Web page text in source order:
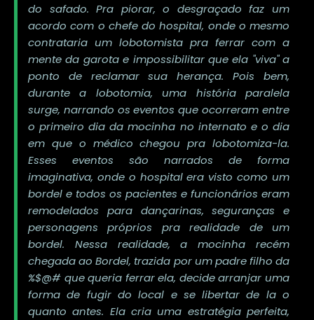
do safado. Pra piorar, o desgraçado faz um
acordo com o chefe do hospital, onde o mesmo
contrataria um lobotomista pra ferrar com a
mente da garota e impossibilitar que ela "viva" a
ponto de reclamar sua herança. Pois bem,
durante a lobotomia, uma história paralela
surge, narrando os eventos que ocorreram entre
o primeiro dia da mocinha no internato e o dia
em que o médico chegou pra lobotomiza-la.
Esses eventos são narrados de forma
imaginativa, onde o hospital era visto como um
bordel e todos os pacientes e funcionários eram
remodelados para dançarinas, seguranças e
personagens próprios pra realidade de um
bordel. Nessa realidade, a mocinha recém
chegada ao Bordel, trazida por um padre filho da
%$@# que queria ferrar ela, decide arranjar uma
forma de fugir do local e se libertar de la o
quanto antes. Ela cria uma estratégia perfeita,